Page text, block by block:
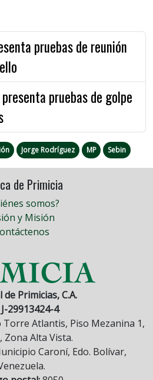
pruebas de reunión
pruebas de golpe
Jorge Rodríguez MP Sebin
de Primicia
somos?
y Misión
Primicias, C.A.
J-29913424-4
Torre Atlantis, Piso Mezanina 1,
Zona Alta Vista.
Caroní, Edo. Bolívar,